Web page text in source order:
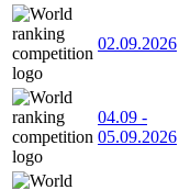
02.09.2026
04.09 -
05.09.2026